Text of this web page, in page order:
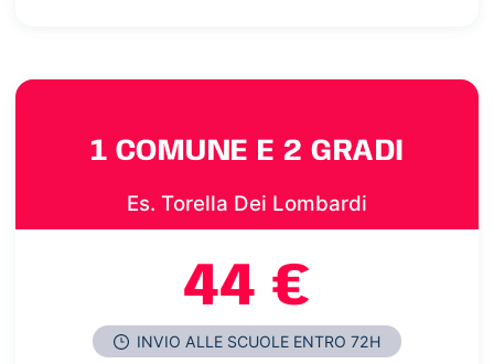
1 COMUNE E 2 GRADI
Es. Torella Dei Lombardi
44 €
INVIO ALLE SCUOLE ENTRO 72H